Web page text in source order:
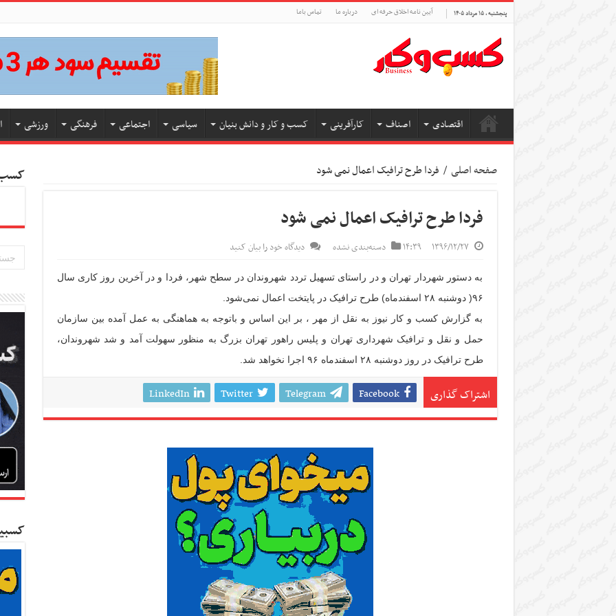
پنجشنبه , ۱۵ مرداد ۱۴۰۵ آیین نامه اخلاق حرفه ای درباره ما تماس باما
اقتصادی اصناف کارآفرینی کسب و کار و دانش بنیان سیاسی اجتماعی فرهنگی ورزشی
صفحه اصلی / فردا طرح ترافیک اعمال نمی شود
فردا طرح ترافیک اعمال نمی شود
۱۳۹۶/۱۲/۲۷ ۱۴:۳۹ دسته‌بندی نشده دیدگاه خود را بیان کنید
به دستور شهردار تهران و در راستای تسهیل تردد شهروندان در سطح شهر، فردا و در آخرین روز کاری سال
۹۶( دوشنبه ۲۸ اسفندماه) طرح ترافیک در پایتخت اعمال نمی‌شود.
به گزارش کسب و کار نیوز به نقل از مهر ، بر این اساس و باتوجه به هماهنگی به عمل آمده بین سازمان
حمل و نقل و ترافیک شهرداری تهران و پلیس راهور تهران بزرگ به منظور سهولت آمد و شد شهروندان،
طرح ترافیک در روز دوشنبه ۲۸ اسفندماه ۹۶ اجرا نخواهد شد.
اشتراک گذاری Facebook
Telegram
Twitter
LinkedIn
کسب